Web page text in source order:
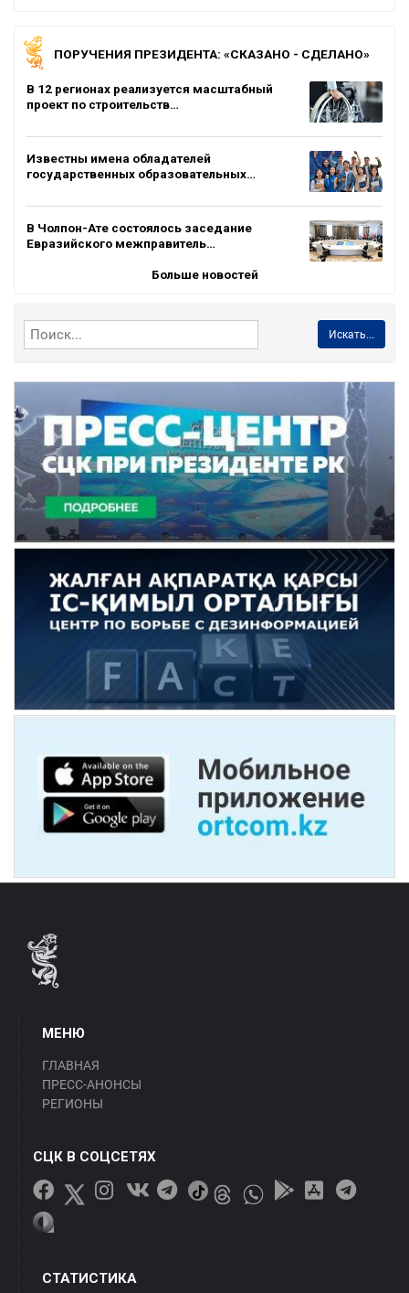
ПОРУЧЕНИЯ ПРЕЗИДЕНТА: «СКАЗАНО - СДЕЛАНО»
В 12 регионах реализуется масштабный
проект по строительств…
Известны имена обладателей
государственных образовательных…
В Чолпон-Ате состоялось заседание
Евразийского межправитель…
Больше новостей
Искать...
МЕНЮ
ГЛАВНАЯ
ПРЕСС-АНОНСЫ
РЕГИОНЫ
СЦК В СОЦСЕТЯХ
СТАТИСТИКА